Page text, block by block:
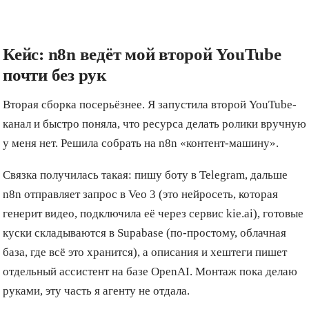
Кейс: n8n ведёт мой второй YouTube
почти без рук
Вторая сборка посерьёзнее. Я запустила второй YouTube-
канал и быстро поняла, что ресурса делать ролики вручную
у меня нет. Решила собрать на n8n «контент-машину».
Связка получилась такая: пишу боту в Telegram, дальше
n8n отправляет запрос в Veo 3 (это нейросеть, которая
генерит видео, подключила её через сервис kie.ai), готовые
куски складываются в Supabase (по-простому, облачная
база, где всё это хранится), а описания и хештеги пишет
отдельный ассистент на базе OpenAI. Монтаж пока делаю
руками, эту часть я агенту не отдала.